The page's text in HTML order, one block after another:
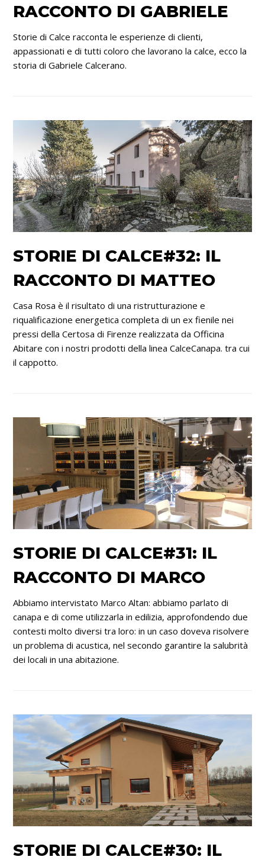
RACCONTO DI GABRIELE
Storie di Calce racconta le esperienze di clienti,
appassionati e di tutti coloro che lavorano la calce, ecco la
storia di Gabriele Calcerano.
STORIE DI CALCE#32: IL
RACCONTO DI MATTEO
Casa Rosa è il risultato di una ristrutturazione e
riqualificazione energetica completa di un ex fienile nei
pressi della Certosa di Firenze realizzata da Officina
Abitare con i nostri prodotti della linea CalceCanapa. tra cui
il cappotto.
STORIE DI CALCE#31: IL
RACCONTO DI MARCO
Abbiamo intervistato Marco Altan: abbiamo parlato di
canapa e di come utilizzarla in edilizia, approfondendo due
contesti molto diversi tra loro: in un caso doveva risolvere
un problema di acustica, nel secondo garantire la salubrità
dei locali in una abitazione.
STORIE DI CALCE#30: IL